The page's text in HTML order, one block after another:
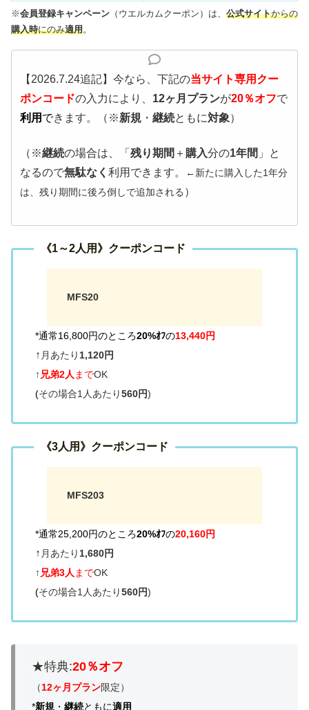
※会員登録キャンペーン （ウエルカムクーポン）は、 公式サイトからの
購入時にのみ適用。
【2026.7.24追記】今なら、下記の当サイト専用クー
ポンコードの入力により、 12ヶ月プランが20％オフで
利用 できます。（※新規 ・ 継続ともに対象）
（※継続の場合は、「 残り期間 ＋ 購入分の1年間 」と
なるので無駄なく 利用できます。
←新たに購入した1年分
は、残り期間に後ろ倒しで追加される ）
《1～2人用》 クーポンコード
MFS20
*通常16,800円のところ20%ｵﾌの13,440円
↑ 月あたり 1,120円
↑ 兄弟2人 までOK
(その場合1人あたり560円)
《3人用》 クーポンコード
MFS203
*通常25,200円のところ20%ｵﾌの20,160円
↑ 月あたり 1,680円
↑ 兄弟3人 までOK
(その場合1人あたり560円)
★特典:20％オフ
（12ヶ月プラン限定）
*新規 ・ 継続ともに適用